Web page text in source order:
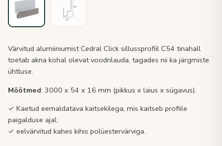
Värvitud alumiiniumist Cedral Click sillussprofiil C54 tinahall
toetab akna kohal olevat voodrilauda, tagades nii ka järgmiste
ühtluse.
Mõõtmed: 3000 x 54 x 16 mm (pikkus x laius x sügavus).
✓ Kaetud eemaldatava kaitsekilega, mis kaitseb profiile
paigalduse ajal;
✓ eelvärvitud kahes kihis polüestervärviga.